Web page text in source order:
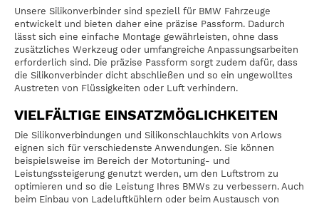
Unsere Silikonverbinder sind speziell für BMW Fahrzeuge
entwickelt und bieten daher eine präzise Passform. Dadurch
lässt sich eine einfache Montage gewährleisten, ohne dass
zusätzliches Werkzeug oder umfangreiche Anpassungsarbeiten
erforderlich sind. Die präzise Passform sorgt zudem dafür, dass
die Silikonverbinder dicht abschließen und so ein ungewolltes
Austreten von Flüssigkeiten oder Luft verhindern.
VIELFÄLTIGE EINSATZMÖGLICHKEITEN
Die Silikonverbindungen und Silikonschlauchkits von Arlows
eignen sich für verschiedenste Anwendungen. Sie können
beispielsweise im Bereich der Motortuning- und
Leistungssteigerung genutzt werden, um den Luftstrom zu
optimieren und so die Leistung Ihres BMWs zu verbessern. Auch
beim Einbau von Ladeluftkühlern oder beim Austausch von